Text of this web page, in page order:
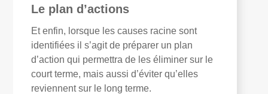
Le plan d’actions
Et enfin, lorsque les causes racine sont
identifiées il s’agit de préparer un plan
d’action qui permettra de les éliminer sur le
court terme, mais aussi d’éviter qu’elles
reviennent sur le long terme.